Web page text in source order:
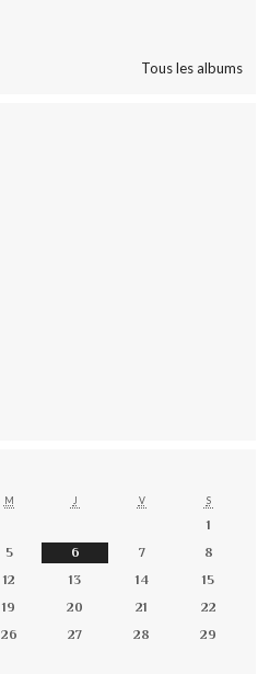
Tous les albums
M J V S
1
5 6 7
8
12 13 14
15
19 20 21
22
26 27 28
29